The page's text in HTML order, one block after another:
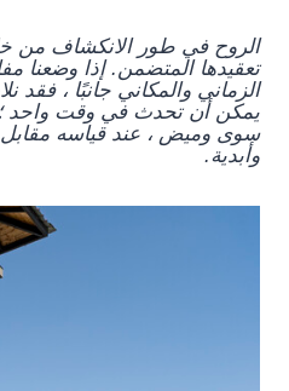
الروح في طور الانكشاف من
تعقيدها المتضمن. إذا وضعنا
الزماني والمكاني جانبًا ،
يمكن أن تحدث في وقت واحد ؛
سوى وميض ، عند قياسه مقابل
وأبدية.